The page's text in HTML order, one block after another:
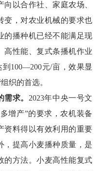
以合作社、家庭农场、
变，对农业机械的要求也
的播种机已经不能满足现
高性能、复式条播机作业
到100—200元/亩，效果显
织的首选。
需求。 2023年中央一号文
增产”的要求，农机装备
资料得以有效利用的重要
，提高小麦播种质量，是
的方法。小麦高性能复式